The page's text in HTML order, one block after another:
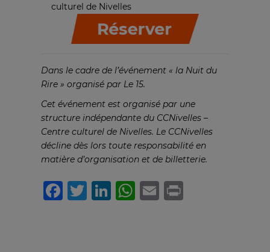
culturel de Nivelles
Dans le cadre de l’événement « la Nuit du
Rire » organisé par Le 15.
Cet événement est organisé par une
structure indépendante du CCNivelles –
Centre culturel de Nivelles. Le CCNivelles
décline dès lors toute responsabilité en
matière d’organisation et de billetterie.
Facebook
Twitter
LinkedIn
WhatsApp
Email